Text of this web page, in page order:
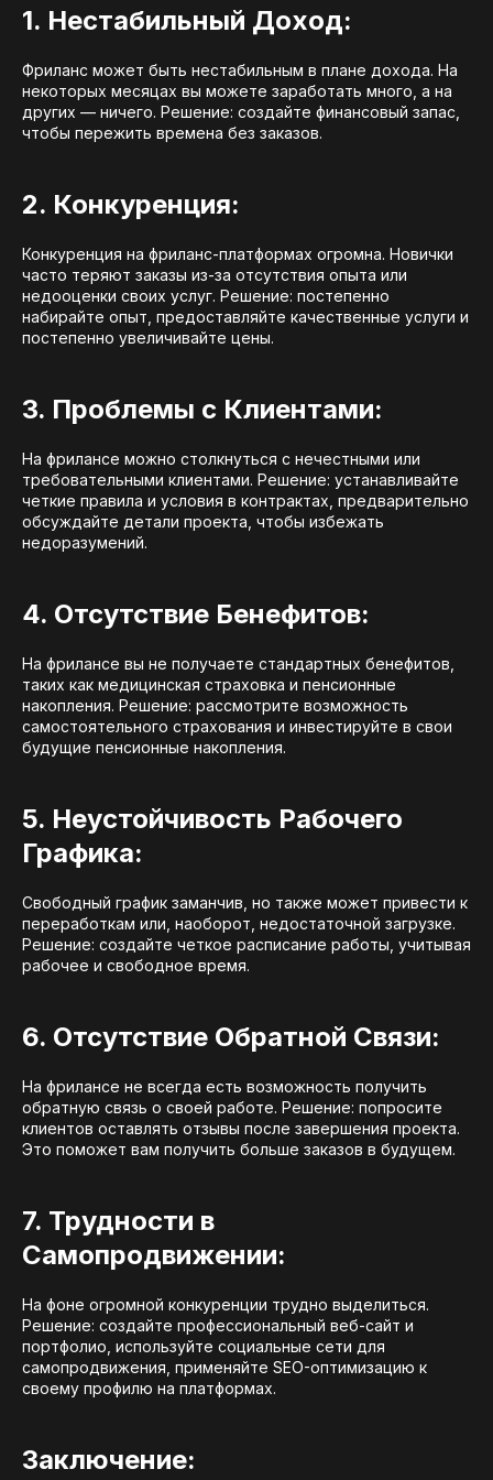
1. Нестабильный Доход:
Фриланс может быть нестабильным в плане дохода. На
некоторых месяцах вы можете заработать много, а на
других — ничего. Решение: создайте финансовый запас,
чтобы пережить времена без заказов.
2. Конкуренция:
Конкуренция на фриланс-платформах огромна. Новички
часто теряют заказы из-за отсутствия опыта или
недооценки своих услуг. Решение: постепенно
набирайте опыт, предоставляйте качественные услуги и
постепенно увеличивайте цены.
3. Проблемы с Клиентами:
На фрилансе можно столкнуться с нечестными или
требовательными клиентами. Решение: устанавливайте
четкие правила и условия в контрактах, предварительно
обсуждайте детали проекта, чтобы избежать
недоразумений.
4. Отсутствие Бенефитов:
На фрилансе вы не получаете стандартных бенефитов,
таких как медицинская страховка и пенсионные
накопления. Решение: рассмотрите возможность
самостоятельного страхования и инвестируйте в свои
будущие пенсионные накопления.
5. Неустойчивость Рабочего
Графика:
Свободный график заманчив, но также может привести к
переработкам или, наоборот, недостаточной загрузке.
Решение: создайте четкое расписание работы, учитывая
рабочее и свободное время.
6. Отсутствие Обратной Связи:
На фрилансе не всегда есть возможность получить
обратную связь о своей работе. Решение: попросите
клиентов оставлять отзывы после завершения проекта.
Это поможет вам получить больше заказов в будущем.
7. Трудности в
Самопродвижении:
На фоне огромной конкуренции трудно выделиться.
Решение: создайте профессиональный веб-сайт и
портфолио, используйте социальные сети для
самопродвижения, применяйте SEO-оптимизацию к
своему профилю на платформах.
Заключение: